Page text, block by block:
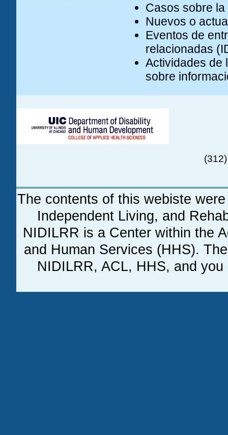
Casos sobre la
Nuevos o
Eventos de
relacionadas
Actividades de
sobre
The contents of this webiste
Independent Living, and
NIDILRR is a Center within the
and Human Services (HHS).
NIDILRR, ACL, HHS, and